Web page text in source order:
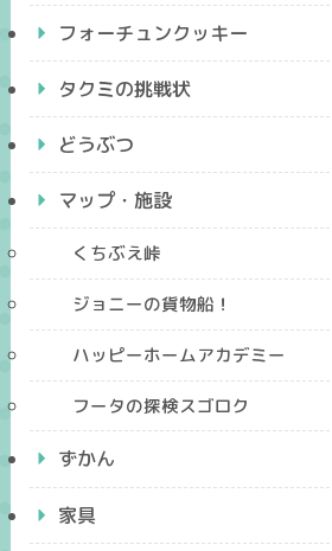
フォーチュンクッキー
タクミの挑戦状
どうぶつ
マップ・施設
くちぶえ峠
ジョニーの貨物船！
ハッピーホームアカデミー
フータの探検スゴロク
ずかん
家具